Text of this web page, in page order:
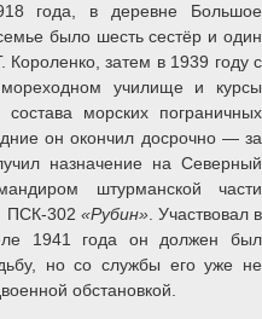
года, в деревне Большое
было шесть сестёр и один
затем в 1939 году с
училище и курсы
состава морских пограничных
он окончил досрочно — за
назначение на Северный
штурманской части
ПСК-302 «Рубин». Участвовал в
1941 года он должен был
но со службы его уже не
обстановкой.